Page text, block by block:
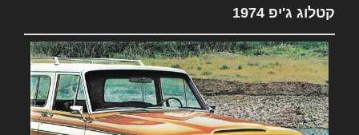
קטלוג ג'יפ 1974